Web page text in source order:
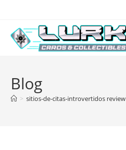
content
Blog
> sitios-de-citas-introvertidos review